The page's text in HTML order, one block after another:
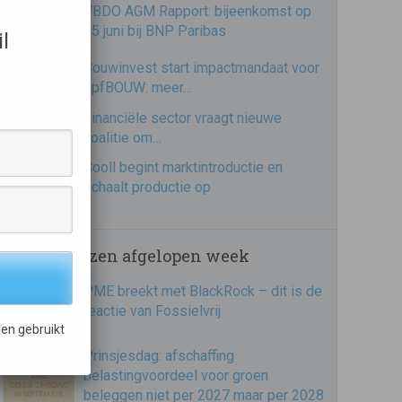
VBDO AGM Rapport: bijeenkomst op
25 juni bij BNP Paribas
Bouwinvest start impactmandaat voor
bpfBOUW: meer…
Financiële sector vraagt nieuwe
coalitie om…
Cooll begint marktintroductie en
schaalt productie op
Meest gelezen afgelopen week
PME breekt met BlackRock – dit is de
reactie van Fossielvrij
Prinsjesdag: afschaffing
belastingvoordeel voor groen
beleggen niet per 2027 maar per 2028
gebruikt